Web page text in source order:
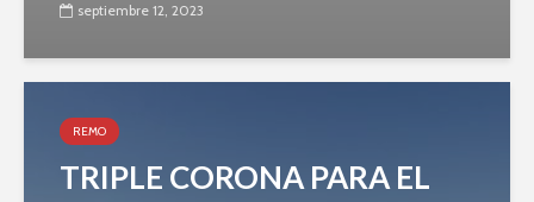
septiembre 12, 2023
REMO
TRIPLE CORONA PARA EL